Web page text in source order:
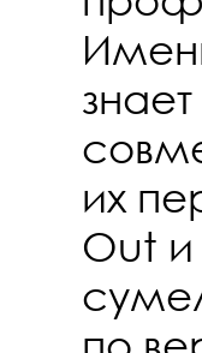
их
Out и